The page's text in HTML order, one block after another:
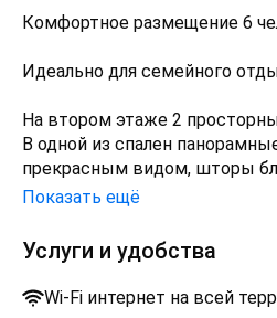
Комфортное размещение 6
Идеально для семейного
На втором этаже 2
В одной из спален
прекрасным видом, шторы
сна, диван-кровать, комод, 2
шкаф.
На первом этаже полностью
Показать ещё
Услуги и удобства
Wi-Fi интернет на всей